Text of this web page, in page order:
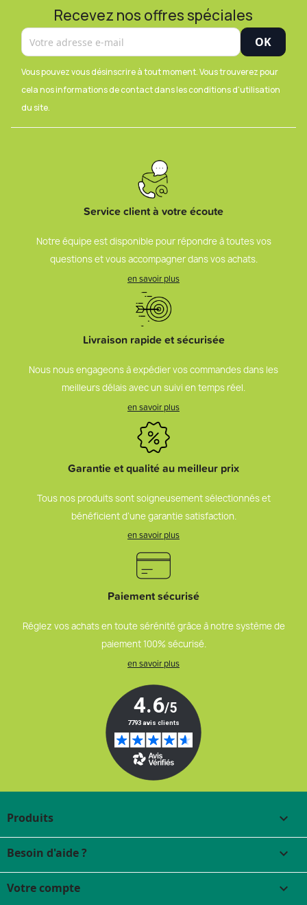
Recevez nos offres spéciales
Vous pouvez vous désinscrire à tout moment. Vous trouverez pour
cela nos informations de contact dans les conditions d'utilisation
du site.
Service client à votre écoute
Notre équipe est disponible pour répondre à toutes vos
questions et vous accompagner dans vos achats.
en savoir plus
Livraison rapide et sécurisée
Nous nous engageons à expédier vos commandes dans les
meilleurs délais avec un suivi en temps réel.
en savoir plus
Garantie et qualité au meilleur prix
Tous nos produits sont soigneusement sélectionnés et
bénéficient d’une garantie satisfaction.
en savoir plus
Paiement sécurisé
Réglez vos achats en toute sérénité grâce à notre système de
paiement 100% sécurisé.
en savoir plus
Produits 
Besoin d'aide ? 
Votre compte 